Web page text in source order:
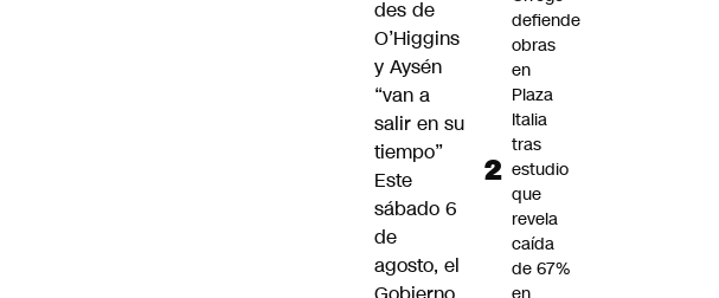
des de
O’Higgins
y Aysén
“van a
salir en su
tiempo”
Este
sábado 6
de
agosto, el
defiende
obras
en
Plaza
Italia
tras
estudio
que
revela
caída
de 67%